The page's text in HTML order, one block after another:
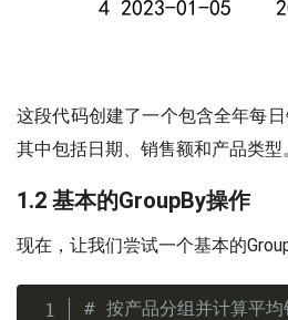
这段代码创建了一个包含全年每日
其中包括日期、销售额和产品类型
1.2 基本的GroupBy操作
现在，让我们尝试一个基本的
# 按产品分组并计算平均